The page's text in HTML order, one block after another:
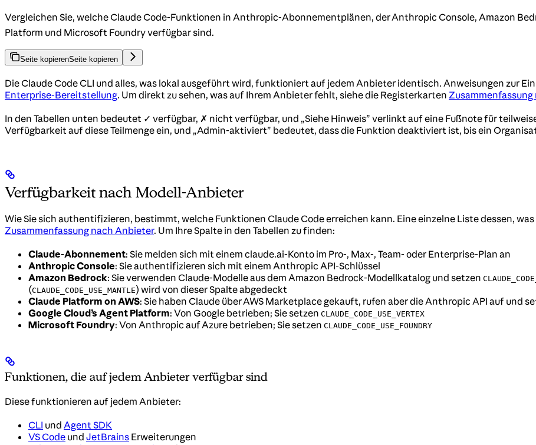
Vergleichen Sie, welche Claude Code-Funktionen in Anthropic-Abonnementplänen, der Anthropic Console, Amazon
Platform und Microsoft Foundry verfügbar sind.
Seite kopierenSeite kopieren
Die Claude Code CLI und alles, was lokal ausgeführt wird, funktioniert auf jedem Anbieter identisch. Anweisungen zur
Enterprise-Bereitstellung. Um direkt zu sehen, was auf Ihrem Anbieter fehlt, siehe die Registerkarten
In den Tabellen unten bedeutet ✓ verfügbar, ✗ nicht verfügbar, und „Siehe Hinweis” verlinkt auf eine Fußnote für
Verfügbarkeit auf diese Teilmenge ein, und „Admin-aktiviert” bedeutet, dass die Funktion deaktiviert ist, bis ein
Verfügbarkeit nach Modell-Anbieter
Wie Sie sich authentifizieren, bestimmt, welche Funktionen Claude Code erreichen kann. Eine einzelne Liste dessen,
Zusammenfassung nach Anbieter. Um Ihre Spalte in den Tabellen zu finden:
Claude-Abonnement: Sie melden sich mit einem claude.ai-Konto im Pro-, Max-, Team- oder Enterprise-Plan an
Anthropic Console: Sie authentifizieren sich mit einem Anthropic API-Schlüssel
Amazon Bedrock: Sie verwenden Claude-Modelle aus dem Amazon Bedrock-Modellkatalog und setzen
(CLAUDE_CODE_USE_MANTLE) wird von dieser Spalte abgedeckt
Claude Platform on AWS: Sie haben Claude über AWS Marketplace gekauft, rufen aber die Anthropic API auf und
Google Cloud’s Agent Platform: Von Google betrieben; Sie setzen CLAUDE_CODE_USE_VERTEX
Microsoft Foundry: Von Anthropic auf Azure betrieben; Sie setzen CLAUDE_CODE_USE_FOUNDRY
Funktionen, die auf jedem Anbieter verfügbar sind
Diese funktionieren auf jedem Anbieter:
CLI und Agent SDK
VS Code und JetBrains Erweiterungen